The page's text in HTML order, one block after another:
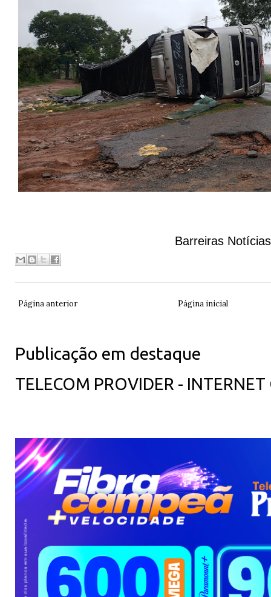
Barreiras
Página anterior Página inicial
Publicação em destaque
TELECOM PROVIDER -